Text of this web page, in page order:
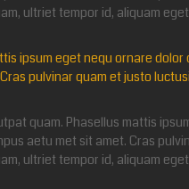
ultriet tempor id, aliquam
ipsum eget nequ ornare
pulvinar quam et justo
quam. Phasellus mattis
aetu met sit amet. Cras
ultriet tempor id, aliquam